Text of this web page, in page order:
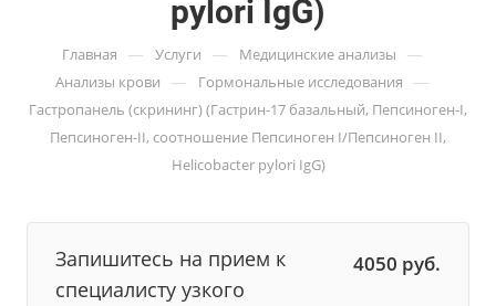
pylori IgG)
Главная — Услуги — Медицинские анализы —
Анализы крови — Гормональные исследования —
Гастропанель (скрининг) (Гастрин-17 базальный, Пепсиноген-I,
Пепсиноген-II, соотношение Пепсиноген I/Пепсиноген II,
Helicobacter pylori IgG)
Запишитесь на прием к
специалисту узкого
4050 руб.